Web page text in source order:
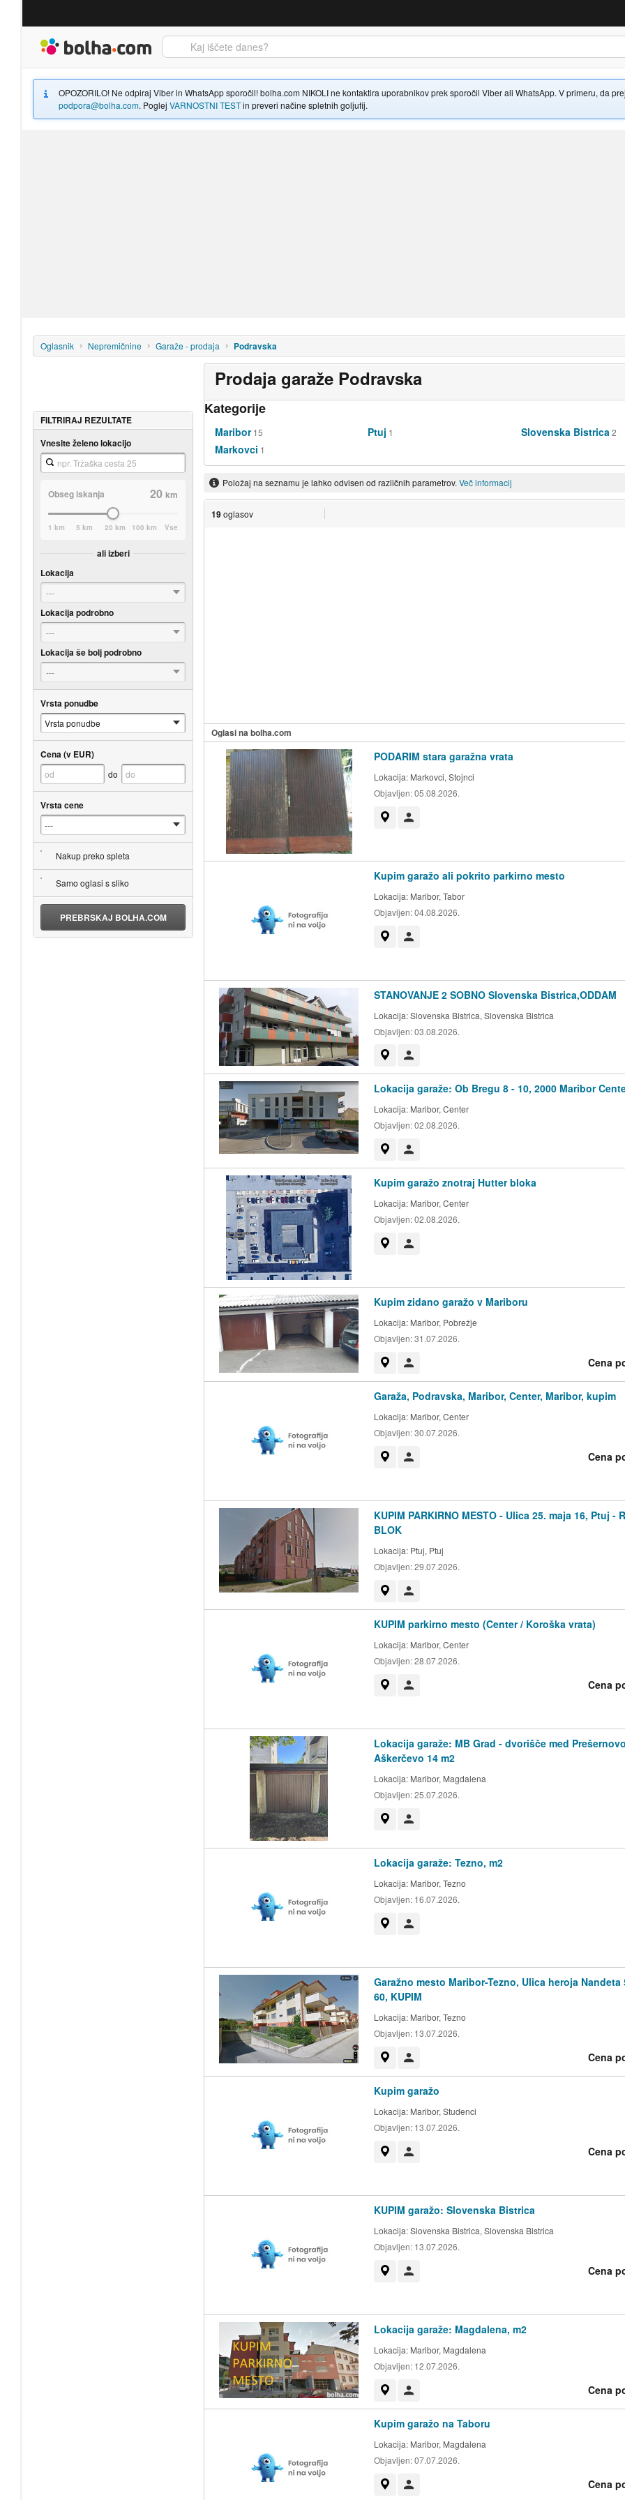
OPOZORILO! Ne odpiraj Viber in WhatsApp sporočil! bolha.com NIKOLI ne kontaktira uporabnikov prek sporočil Viber ali WhatsApp. V primeru, da
podpora@bolha.com. Poglej VARNOSTNI TESTin preveri načine spletnih goljufij.
Oglasnik Nepremičnine Garaže - prodaja Podravska
Prodaja garaže Podravska
Kategorije
Maribor 15
Markovci 1
Ptuj 1 Slovenska Bistrica 2
Položaj na seznamu je lahko odvisen od različnih parametrov. Več informacij
19oglasov
Oglasi na bolha.com
PODARIM stara garažna vrata
Lokacija: Markovci, Stojnci
Objavljen:05.08.2026.
Kupim garažo ali pokrito parkirno mesto
Lokacija: Maribor, Tabor
Objavljen:04.08.2026.
STANOVANJE 2 SOBNO Slovenska Bistrica,ODDAM
Lokacija:Slovenska Bistrica, Slovenska Bistrica
Objavljen:03.08.2026.
Lokacija garaže: Ob Bregu 8 - 10, 2000 Maribor
Lokacija: Maribor, Center
Objavljen:02.08.2026.
Kupim garažo znotraj Hutter bloka
Lokacija: Maribor, Center
Objavljen:02.08.2026.
Kupim zidano garažo v Mariboru
Lokacija: Maribor, Pobrežje
Objavljen:31.07.2026.
Cena
Garaža, Podravska, Maribor, Center, Maribor, kupim
Lokacija: Maribor, Center
Objavljen:30.07.2026.
Cena
KUPIM PARKIRNO MESTO - Ulica 25. maja 16, Ptuj -
BLOK
Lokacija: Ptuj, Ptuj
Objavljen:29.07.2026.
KUPIM parkirno mesto (Center / Koroška vrata)
Lokacija: Maribor, Center
Objavljen:28.07.2026.
Cena
Lokacija garaže: MB Grad - dvorišče med
Aškerčevo 14 m2
Lokacija: Maribor, Magdalena
Objavljen:25.07.2026.
Lokacija garaže: Tezno, m2
Lokacija: Maribor, Tezno
Objavljen: 16.07.2026.
Garažno mesto Maribor-Tezno, Ulica heroja Nandeta
60, KUPIM
Lokacija: Maribor, Tezno
Objavljen: 13.07.2026.
Cena
Kupim garažo
Lokacija: Maribor, Studenci
Objavljen: 13.07.2026.
Cena
KUPIM garažo: Slovenska Bistrica
Lokacija:Slovenska Bistrica, Slovenska Bistrica
Objavljen: 13.07.2026.
Cena
Lokacija garaže: Magdalena, m2
Lokacija: Maribor, Magdalena
Objavljen: 12.07.2026.
Cena
Kupim garažo na Taboru
Lokacija: Maribor, Magdalena
Objavljen:07.07.2026.
Cena
FILTRIRAJ REZULTATE
Vnesite želeno lokacijo
Obseg iskanja 20km
1 km 5 km 20 km 100 km Vse
ali izberi
Lokacija
---
Lokacija podrobno
---
Lokacija še bolj podrobno
---
Vrsta ponudbe
Cena (v EUR)
do
Vrsta cene
Nakup preko spleta
Samo oglasi s sliko
PREBRSKAJ BOLHA.COM